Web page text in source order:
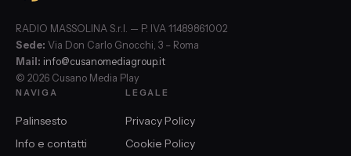
RADIO MASSOLINA S.r.l. — P. IVA 11489861002
Sede: Via Don Carlo Gnocchi, 3 – Roma
Mail: info@cusanomediagroup.it
© 2026 Cusano Media Play
NAVIGA
Palinsesto
Info e contatti
LEGALE
Privacy Policy
Cookie Policy